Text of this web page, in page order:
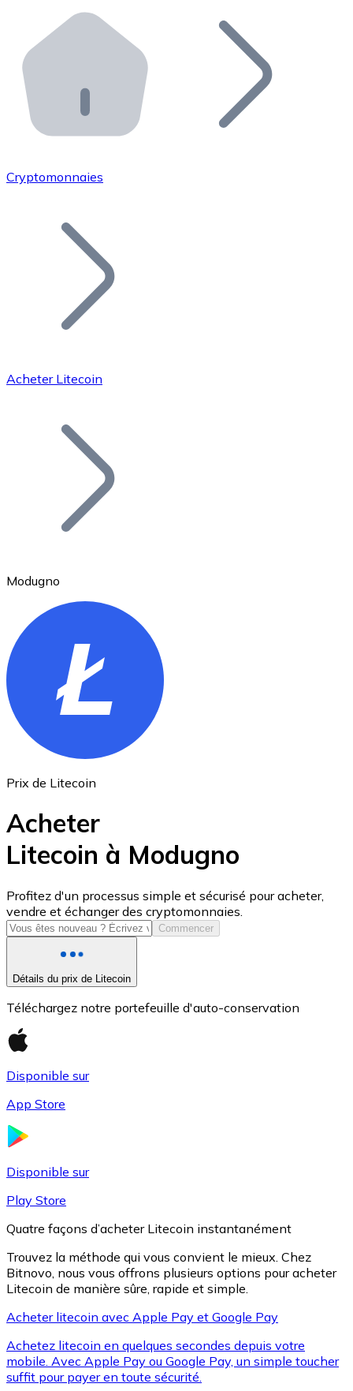
Distributeurs automatiques Bitnovo
Intégrez un ATM Bitnovo dans votre entreprise et
API Bitnovo
Intégrez notre API dans votre écosystème.
Rejoignez notre réseau de distributeurs et
Ajoutez le token de votre projet à notre service
Bitcoin
Ethereum
ETH
USD Coin
USDC
XRP
XRP
Cryptomonnaies
Acheter Litecoin
Modugno
Prix de Litecoin
Acheter
Litecoin à Modugno
Profitez d'un processus simple et sécurisé pour acheter,
vendre et échanger des cryptomonnaies.
Commencer
Détails du prix de Litecoin
Téléchargez notre portefeuille d'auto-conservation
Disponible sur
App Store
Disponible sur
Play Store
Quatre façons d’acheter Litecoin instantanément
Trouvez la méthode qui vous convient le mieux. Chez
Bitnovo, nous vous offrons plusieurs options pour acheter
Litecoin de manière sûre, rapide et simple.
Acheter litecoin avec Apple Pay et Google Pay
Achetez litecoin en quelques secondes depuis votre
mobile. Avec Apple Pay ou Google Pay, un simple toucher
suffit pour payer en toute sécurité.